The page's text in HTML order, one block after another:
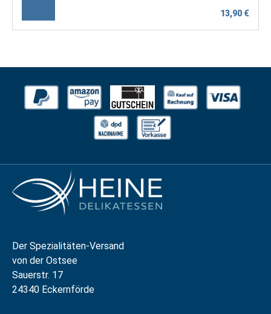
13,90 €
Der Spezialitäten-Versand
von der Ostsee
Sauerstr. 17
24340 Eckernförde